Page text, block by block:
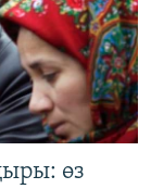
өз